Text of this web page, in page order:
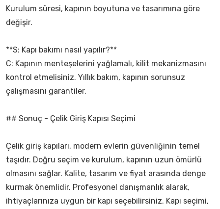
Kurulum süresi, kapının boyutuna ve tasarımına göre
değişir.
**S: Kapı bakımı nasıl yapılır?**
C: Kapının menteşelerini yağlamalı, kilit mekanizmasını
kontrol etmelisiniz. Yıllık bakım, kapının sorunsuz
çalışmasını garantiler.
## Sonuç - Çelik Giriş Kapısı Seçimi
Çelik giriş kapıları, modern evlerin güvenliğinin temel
taşıdır. Doğru seçim ve kurulum, kapının uzun ömürlü
olmasını sağlar. Kalite, tasarım ve fiyat arasında denge
kurmak önemlidir. Profesyonel danışmanlık alarak,
ihtiyaçlarınıza uygun bir kapı seçebilirsiniz. Kapı seçimi,